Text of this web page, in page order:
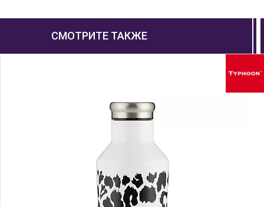
СМОТРИТЕ ТАКЖЕ